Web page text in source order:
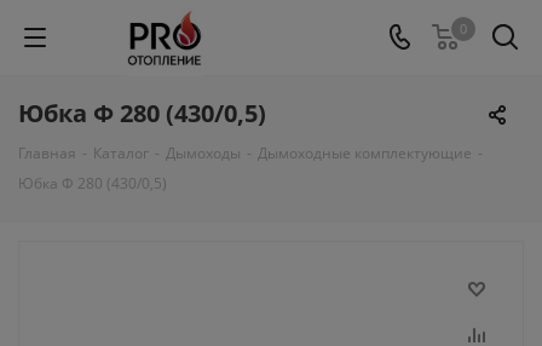
0
Юбка Ф 280 (430/0,5)
Главная - Каталог - Дымоходы - Дымоходные комплектующие -
Юбка Ф 280 (430/0,5)